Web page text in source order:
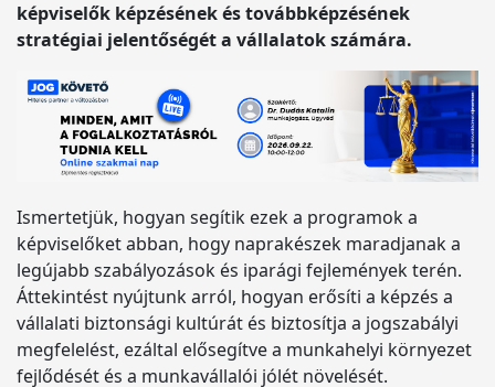
képviselők képzésének és továbbképzésének
stratégiai jelentőségét a vállalatok számára.
Ismertetjük, hogyan segítik ezek a programok a
képviselőket abban, hogy naprakészek maradjanak a
legújabb szabályozások és iparági fejlemények terén.
Áttekintést nyújtunk arról, hogyan erősíti a képzés a
vállalati biztonsági kultúrát és biztosítja a jogszabályi
megfelelést, ezáltal elősegítve a munkahelyi környezet
fejlődését és a munkavállalói jólét növelését.